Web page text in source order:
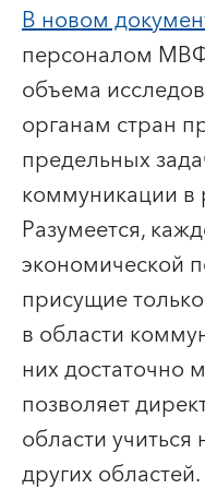
В новом
персоналом
объема
органам стран
предельных
коммуникации в
Разумеется,
экономической
присущие
в области
них достаточно
позволяет
области
других